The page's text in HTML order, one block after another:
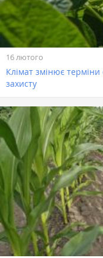
16 лютого
Клімат змінює терміни
захисту